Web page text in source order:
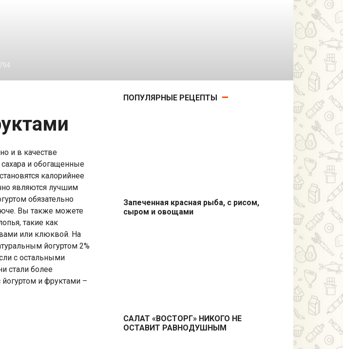
и в качестве
и обогащенные
калорийнее
являются лучшим
обязательно
Вы также можете
такие как
или клюквой. На
йогуртом 2%
с остальными
стали более
и фруктами –
ПОПУЛЯРНЫЕ РЕЦЕПТЫ
Из рыбы
Запеченная красная рыба, с рисом,
сыром и овощами
Салаты
САЛАТ «ВОСТОРГ» НИКОГО НЕ
ОСТАВИТ РАВНОДУШНЫМ